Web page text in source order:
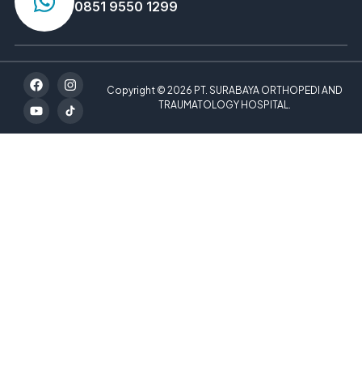
0851 9550 1299
Copyright © 2026 PT. SURABAYA ORTHOPEDI AND
TRAUMATOLOGY HOSPITAL.